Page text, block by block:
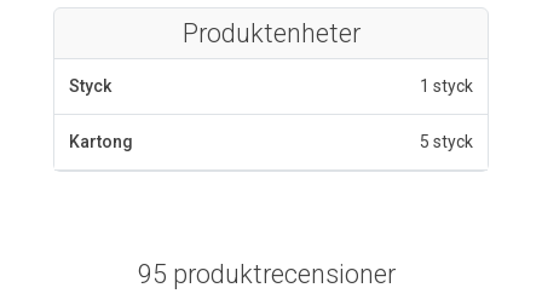
Produktenheter
Styck 1 styck
Kartong 5 styck
95 produktrecensioner